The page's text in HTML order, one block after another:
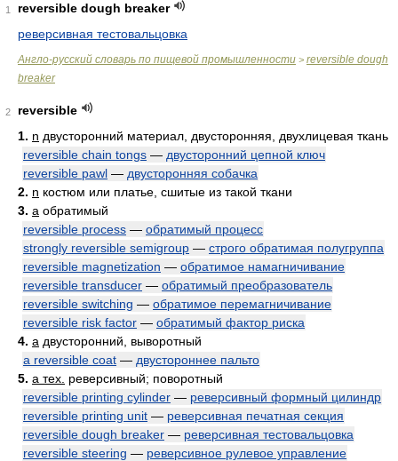
1
reversible dough breaker
реверсивная тестовальцовка
Англо-русский словарь по пищевой промышленности > reversible dough
breaker
2
reversible
1. n двусторонний материал, двусторонняя, двухлицевая ткань
reversible chain tongs — двусторонний цепной ключ
reversible pawl — двусторонняя собачка
2. n костюм или платье, сшитые из такой ткани
3. a обратимый
reversible process — обратимый процесс
strongly reversible semigroup — строго обратимая полугруппа
reversible magnetization — обратимое намагничивание
reversible transducer — обратимый преобразователь
reversible switching — обратимое перемагничивание
reversible risk factor — обратимый фактор риска
4. a двусторонний, выворотный
a reversible coat — двустороннее пальто
5. a тех. реверсивный; поворотный
reversible printing cylinder — реверсивный формный цилиндр
reversible printing unit — реверсивная печатная секция
reversible dough breaker — реверсивная тестовальцовка
reversible steering — реверсивное рулевое управление